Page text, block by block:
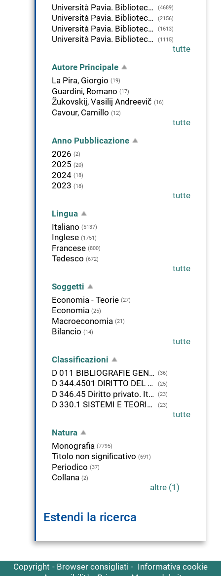
Università Pavia. Biblioteca di Studi Umanistici
(4689)
Università Pavia. Biblioteca di Scienze Politiche (2156)
Università Pavia. Biblioteca di Giurisprudenza (1613)
Università Pavia. Biblioteca di Economia (1115)
tutte
Autore Principale
La Pira, Giorgio (19)
Guardini, Romano (17)
Žukovskij, Vasilij Andreevič (16)
Cavour, Camillo (12)
tutte
Anno Pubblicazione
2026 (2)
2025 (20)
2024 (18)
2023 (18)
tutte
Lingua
Italiano (5137)
Inglese (1751)
Francese (800)
Tedesco (672)
tutte
Soggetti
Economia - Teorie (27)
Economia (25)
Macroeconomia (21)
Bilancio (14)
tutte
Classificazioni
D 011 BIBLIOGRAFIE GENERALI
(36)
D 344.4501 DIRITTO DEL LAVORO. ITALIA (25)
D 346.45 Diritto privato. Italia (23)
D 330.1 SISTEMI E TEORIE ECONOMICHE (23)
tutte
Natura
Monografia (7795)
Titolo non significativo (691)
Periodico (37)
Collana (2)
altre (1)
Estendi la ricerca
Copyright Browser consigliati
Informativa cookie